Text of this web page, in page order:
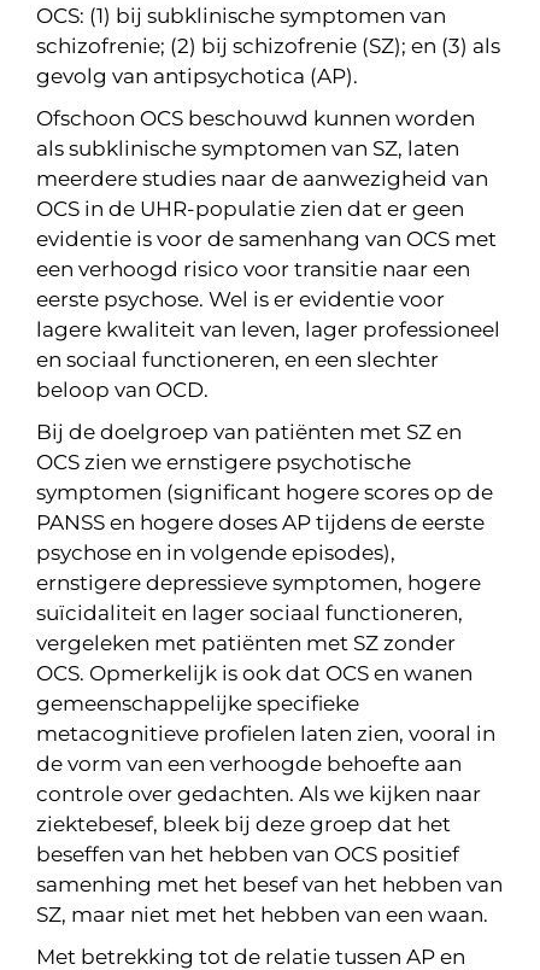
OCS: (1) bij subklinische symptomen van
schizofrenie; (2) bij schizofrenie (SZ); en (3) als
gevolg van antipsychotica (AP).
Ofschoon OCS beschouwd kunnen worden
als subklinische symptomen van SZ, laten
meerdere studies naar de aanwezigheid van
OCS in de UHR-populatie zien dat er geen
evidentie is voor de samenhang van OCS met
een verhoogd risico voor transitie naar een
eerste psychose. Wel is er evidentie voor
lagere kwaliteit van leven, lager professioneel
en sociaal functioneren, en een slechter
beloop van OCD.
Bij de doelgroep van patiënten met SZ en
OCS zien we ernstigere psychotische
symptomen (significant hogere scores op de
PANSS en hogere doses AP tijdens de eerste
psychose en in volgende episodes),
ernstigere depressieve symptomen, hogere
suïcidaliteit en lager sociaal functioneren,
vergeleken met patiënten met SZ zonder
OCS. Opmerkelijk is ook dat OCS en wanen
gemeenschappelijke specifieke
metacognitieve profielen laten zien, vooral in
de vorm van een verhoogde behoefte aan
controle over gedachten. Als we kijken naar
ziektebesef, bleek bij deze groep dat het
beseffen van het hebben van OCS positief
samenhing met het besef van het hebben van
SZ, maar niet met het hebben van een waan.
Met betrekking tot de relatie tussen AP en